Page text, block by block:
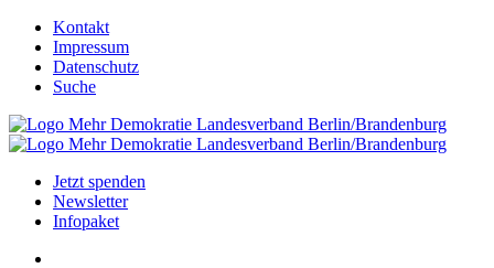
Kontakt
Impressum
Datenschutz
Suche
Jetzt spenden
Newsletter
Infopaket